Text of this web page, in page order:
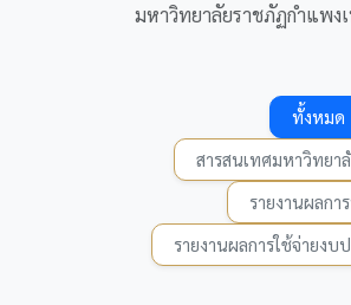
มหาวิทยาลัยราชภัฏกำแพง
ทั้งหมด
สารสนเทศมหาวิทยา
รายงานผลก
รายงานผลการใช้จ่ายงบ